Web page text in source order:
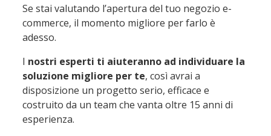
Se stai valutando l’apertura del tuo negozio e-
commerce, il momento migliore per farlo è
adesso.
I nostri esperti ti aiuteranno ad individuare la
soluzione migliore per te, così avrai a
disposizione un progetto serio, efficace e
costruito da un team che vanta oltre 15 anni di
esperienza.